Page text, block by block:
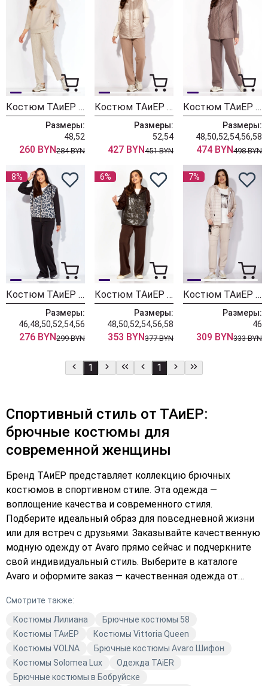
Костюм ТАиЕР 1427 песочный
Размеры:
48,52
260 BYN284 BYN
Костюм ТАиЕР 1417 пудра
Размеры:
52,54
427 BYN451 BYN
Костюм ТАиЕР 1335 капучино
Размеры:
48,50,52,54,56,58
474 BYN498 BYN
8%
Костюм ТАиЕР 1404
Размеры:
46,48,50,52,54,56
276 BYN299 BYN
6%
Костюм ТАиЕР 1379 шоколад
Размеры:
48,50,52,54,56,58
353 BYN377 BYN
7%
Костюм ТАиЕР 1262
Размеры:
46
309 BYN333 BYN
1 1
Спортивный стиль от ТАиЕР:
брючные костюмы для
современной женщины
Бренд ТАиЕР представляет коллекцию брючных
костюмов в спортивном стиле. Эта одежда —
воплощение качества и современного стиля.
Подберите идеальный образ для повседневной жизни
или для встреч с друзьями. Заказывайте качественную
модную одежду от Avaro прямо сейчас и подчеркните
свой индивидуальный стиль. Выберите в каталоге
Avaro и оформите заказ — качественная одежда от
костюмы ТАиЕР — это не просто одежда, это
заявление о вашем стиле и уверенности. Добавьте в
свою корзину стильные брючные костюмы и ощутите
разницу в каждой детали. Модная одежда от Avaro —
для тех, кто ценит качество и стиль.
Смотрите также:
Костюмы Лилиана
Брючные костюмы 58
Костюмы TAиЕР
Костюмы Vittoria Queen
Костюмы VOLNA
Брючные костюмы Avaro Шифон
Костюмы Solomea Lux
Одежда TAiER
Брючные костюмы в Бобруйске